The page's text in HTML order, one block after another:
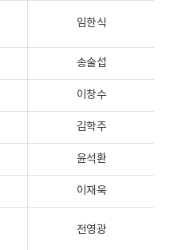
임한식
송술섭
이창수
김학주
윤석환
이재욱
전영광